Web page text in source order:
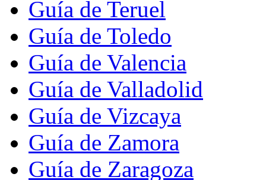
Guía de Teruel
Guía de Toledo
Guía de Valencia
Guía de Valladolid
Guía de Vizcaya
Guía de Zamora
Guía de Zaragoza